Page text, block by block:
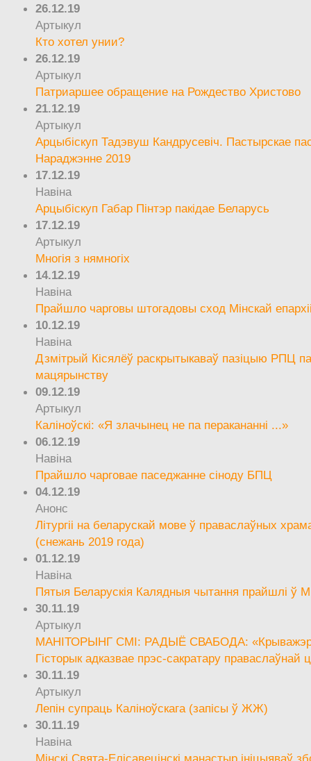
26.12.19
Артыкул
Кто хотел унии?
26.12.19
Артыкул
Патриаршее обращение на Рождество Христово
21.12.19
Артыкул
Арцыбіскуп Тадэвуш Кандрусевіч. Пастырскае
Нараджэнне 2019
17.12.19
Навіна
Арцыбіскуп Габар Пінтэр пакідае Беларусь
17.12.19
Артыкул
Многія з нямногіх
14.12.19
Навіна
Прайшло чарговы штогадовы сход Мінскай
10.12.19
Навіна
Дзмітрый Кісялёў раскрытыкаваў пазіцыю РПЦ
мацярынству
09.12.19
Артыкул
Каліноўскі: «Я злачынец не па перакананні ...»
06.12.19
Навіна
Прайшло чарговае паседжанне сіноду БПЦ
04.12.19
Анонс
Літургіі на беларускай мове ў праваслаўных
(снежань 2019 года)
01.12.19
Навіна
Пятыя Беларускія Калядныя чытання прайшлі ў
30.11.19
Артыкул
МАНІТОРЫНГ СМІ: РАДЫЁ СВАБОДА:
Гісторык адказвае прэс-сакратару праваслаўнай
30.11.19
Артыкул
Лепін супраць Каліноўскага (запісы ў ЖЖ)
30.11.19
Навіна
Мінскі Свята-Елісавецінскі манастыр ініцыяваў